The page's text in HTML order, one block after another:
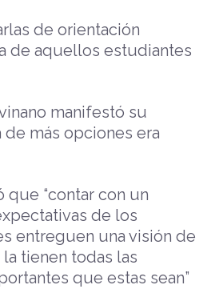
de orientación
de aquellos estudiantes
manifestó su
más opciones era
que “contar con un
de los
entreguen una visión de
tienen todas las
que estas sean”